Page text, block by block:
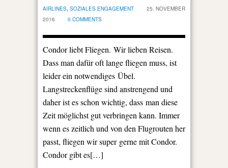
AIRLINES, SOZIALES ENGAGEMENT
25. NOVEMBER
2016
0 COMMENTS
Condor liebt Fliegen. Wir lieben Reisen.
Dass man dafür oft lange fliegen muss, ist
leider ein notwendiges Übel.
Langstreckenflüge sind anstrengend und
daher ist es schon wichtig, dass man diese
Zeit möglichst gut verbringen kann. Immer
wenn es zeitlich und von den Flugrouten her
passt, fliegen wir super gerne mit Condor.
Condor gibt es[…]